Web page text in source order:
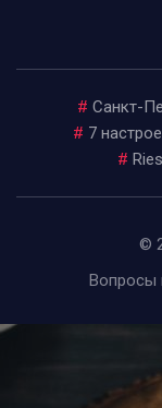
# Санкт-
# 7
#
©
Вопросы